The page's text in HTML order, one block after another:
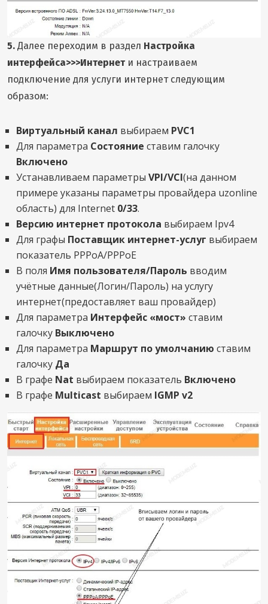
5. Далее переходим в раздел Настройка
интерфейса>>>Интернети настраиваем
подключение для услуги интернет следующим
образом:
Виртуальный канал выбираем PVC1
Для параметра Состояние ставим галочку
Включено
Устанавливаем параметры VPI/VCI(на данном
примере указаны параметры провайдера uzonline
область) для Internet 0/33.
Версию интернет протокола выбираем Ipv4
Для графы Поставщик интернет-услуг выбираем
показатель PPPoA/PPPoE
В поля Имя пользователя/Пароль вводим
учётные данные(Логин/Пароль) на услугу
интернет(предоставляет ваш провайдер)
Для параметра Интерфейс «мост» ставим
галочку Выключено
Для параметра Маршрут по умолчанию ставим
галочку Да
В графе Nat выбираем показатель Включено
В графе Multicast выбираем IGMP v2